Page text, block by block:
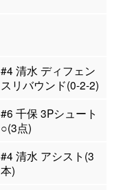
#4 清水 ディフェン
スリバウンド(0-2-2)
#6 千保 3Pシュート
○(3点)
#4 清水 アシスト(3
本)